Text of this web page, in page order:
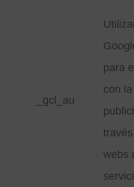
_gcl_au
para
con
webs